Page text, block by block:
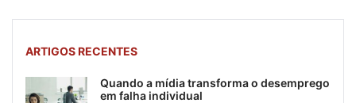
ARTIGOS RECENTES
Quando a mídia transforma o desemprego
em falha individual